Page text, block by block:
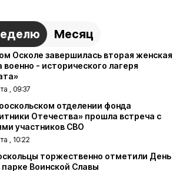
Месяц
Осколе завершилась вторая женская
военно - исторического лагеря
, 09:37
отделении фонда
Отечества» прошла встреча с
участников СВО
, 10:22
торжественно отметили День
Воинской Славы